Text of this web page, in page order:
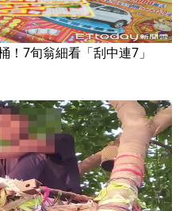
！7旬翁細看「刮中連7」